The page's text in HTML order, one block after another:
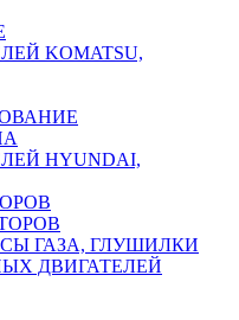
KOMATSU,
HYUNDAI,
ГАЗА, ГЛУШИЛКИ
ДВИГАТЕЛЕЙ